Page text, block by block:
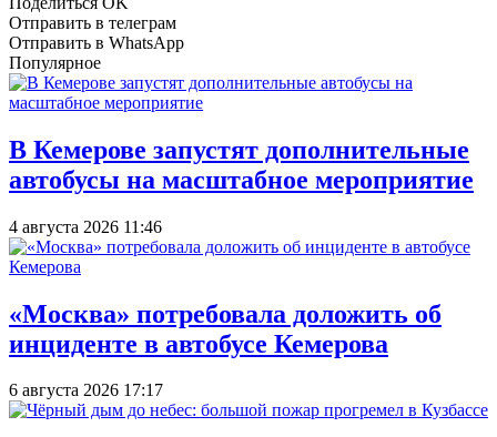
Отправить в телеграм
Отправить в WhatsApp
Популярное
В Кемерове запустят дополнительные
автобусы на масштабное мероприятие
4 августа 2026 11:46
«Москва» потребовала доложить об
инциденте в автобусе Кемерова
6 августа 2026 17:17